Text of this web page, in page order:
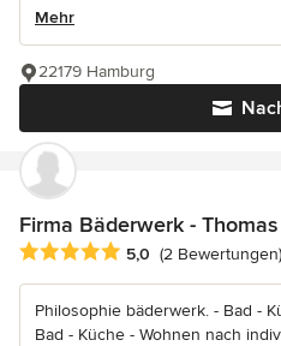
Mehr
22179 Hamburg
Firma Bäderwerk -
Durchschnittliche Bewertung: 5
5,0 (2 Bewertungen)
Philosophie bäderwerk. - Bad -
Bad - Küche - Wohnen nach